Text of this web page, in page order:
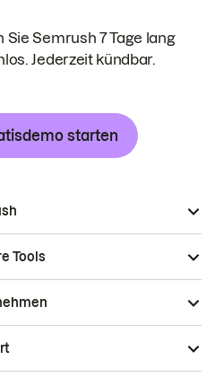
Sie Semrush 7 Tage lang
Jederzeit kündbar.
starten
Tools